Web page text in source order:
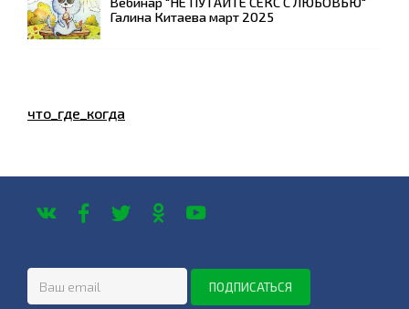
Галина Китаева март 2025
что_где_когда